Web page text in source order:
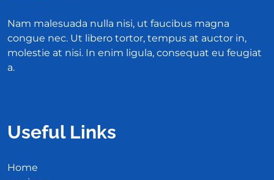
Nam malesuada nulla nisi, ut faucibus magna
congue nec. Ut libero tortor, tempus at auctor in,
molestie at nisi. In enim ligula, consequat eu feugiat
a.
Useful Links
Home